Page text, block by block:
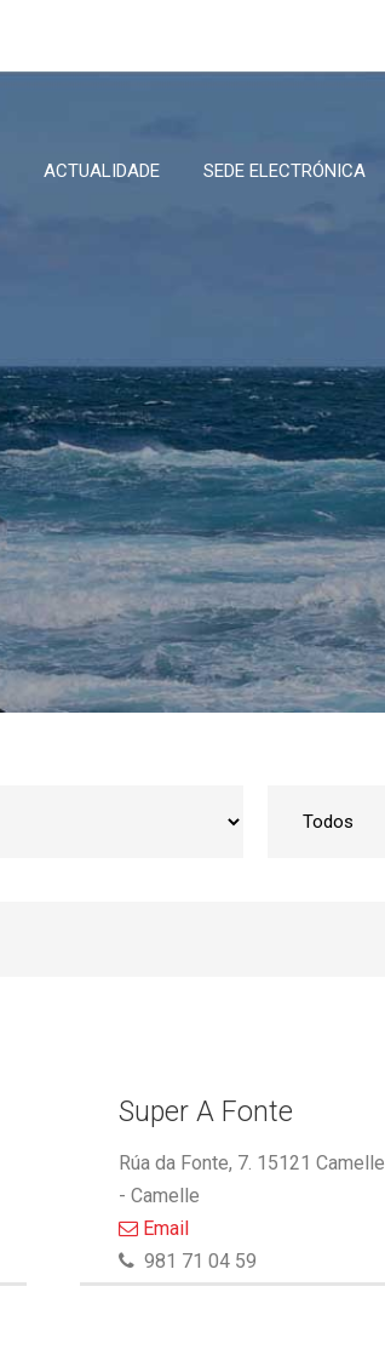
ACTUALIDADE SEDE ELECTRÓNICA
Super A Fonte
Rúa da Fonte, 7. 15121 Camelle
- Camelle
Email
981 71 04 59